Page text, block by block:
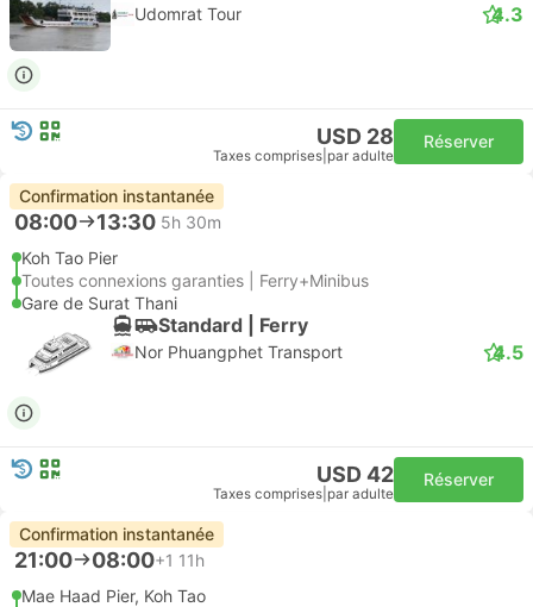
Udomrat Tour 4.3
USD 28
Taxes comprises par adulte
Réserver
Confirmation instantanée
08:00 13:30 5h 30m
Koh Tao Pier
Toutes connexions garanties | Ferry+Minibus
Gare de Surat Thani
Standard | Ferry
Nor Phuangphet Transport 4.5
USD 42
Taxes comprises par adulte
Réserver
Confirmation instantanée
21:00 08:00+1 11h
Mae Haad Pier, Koh Tao